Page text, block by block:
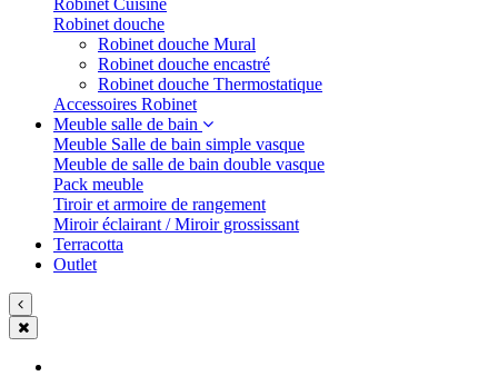
Robinet Cuisine
Robinet douche
Robinet douche Mural
Robinet douche encastré
Robinet douche Thermostatique
Accessoires Robinet
Meuble salle de bain
Meuble Salle de bain simple vasque
Meuble de salle de bain double vasque
Pack meuble
Tiroir et armoire de rangement
Miroir éclairant / Miroir grossissant
Terracotta
Outlet